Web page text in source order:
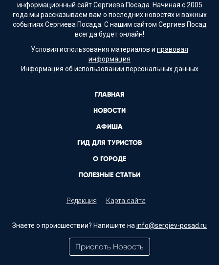
информационный сайт Сергиева Посада. Начиная с 2005
года мы рассказываем вам о последних новостях и важных
событиях Сергиева Посада. С нашим сайтом Сергиев Посад
всегда будет онлайн!
Условия использования материалов и правовая
информация
Информация об использовании персональных данных
ГЛАВНАЯ
НОВОСТИ
АФИША
ГИД ДЛЯ ТУРИСТОВ
О ГОРОДЕ
ПОЛЕЗНЫЕ СТАТЬИ
Редакция Карта сайта
Знаете о происшествии? Напишите на info@sergiev-posad.ru
Прислать Новость